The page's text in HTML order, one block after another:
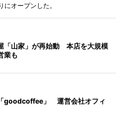
オープンした。
「山家」が再始動 本店を大規模
業も
goodcoffee」 運営会社オフィ